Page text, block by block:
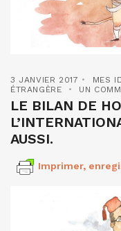
3 JANVIER 2017 MES
ÉTRANGÈRE
UN
LE BILAN DE
AUSSI.
Imprimer,